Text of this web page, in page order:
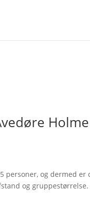
og dermed er
og gruppestørrelse.